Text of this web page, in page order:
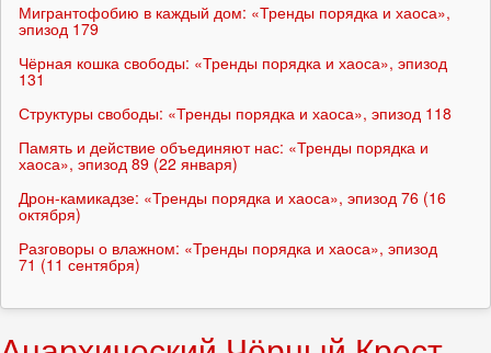
Мигрантофобию в каждый дом: «Тренды порядка и хаоса»,
эпизод 179
Чёрная кошка свободы: «Тренды порядка и хаоса», эпизод
131
Структуры свободы: «Тренды порядка и хаоса», эпизод 118
Память и действие объединяют нас: «Тренды порядка и
хаоса», эпизод 89 (22 января)
Дрон-камикадзе: «Тренды порядка и хаоса», эпизод 76 (16
октября)
Разговоры о влажном: «Тренды порядка и хаоса», эпизод
71 (11 сентября)